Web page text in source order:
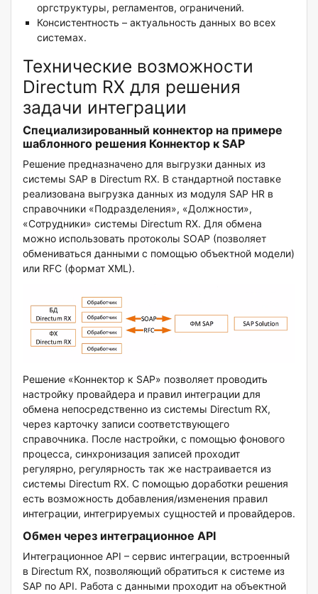
оргструктуры, регламентов, ограничений.
Консистентность – актуальность данных во всех
системах.
Технические возможности
Directum RX для решения
задачи интеграции
Специализированный коннектор на примере
шаблонного решения Коннектор к SAP
Решение предназначено для выгрузки данных из
системы SAP в Directum RX. В стандартной поставке
реализована выгрузка данных из модуля SAP HR в
справочники «Подразделения», «Должности»,
«Сотрудники» системы Directum RX. Для обмена
можно использовать протоколы SOAP (позволяет
обмениваться данными с помощью объектной модели)
или RFC (формат XML).
Решение «Коннектор к SAP» позволяет проводить
настройку провайдера и правил интеграции для
обмена непосредственно из системы Directum RX,
через карточку записи соответствующего
справочника. После настройки, с помощью фонового
процесса, синхронизация записей проходит
регулярно, регулярность так же настраивается из
системы Directum RX. С помощью доработки решения
есть возможность добавления/изменения правил
интеграции, интегрируемых сущностей и провайдеров.
Обмен через интеграционное API
Интеграционное API – сервис интеграции, встроенный
в Directum RX, позволяющий обратиться к системе из
SAP по API. Работа с данными проходит на объектной